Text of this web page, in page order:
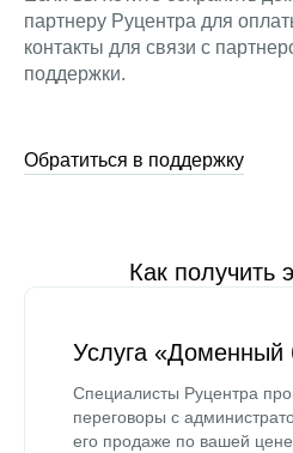
партнеру Руцентра для
контакты для связи с
поддержки.
Обратиться в поддержку
Как получить
Услуга «Доменный
Специалисты Руцентра
переговоры с
его продаже по вашей